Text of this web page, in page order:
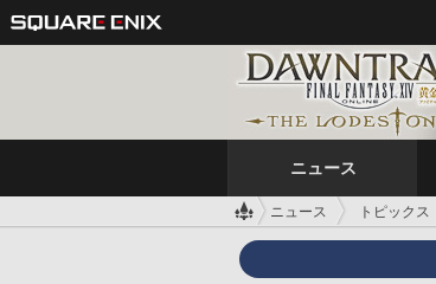
ニュース
ニュース トピックス